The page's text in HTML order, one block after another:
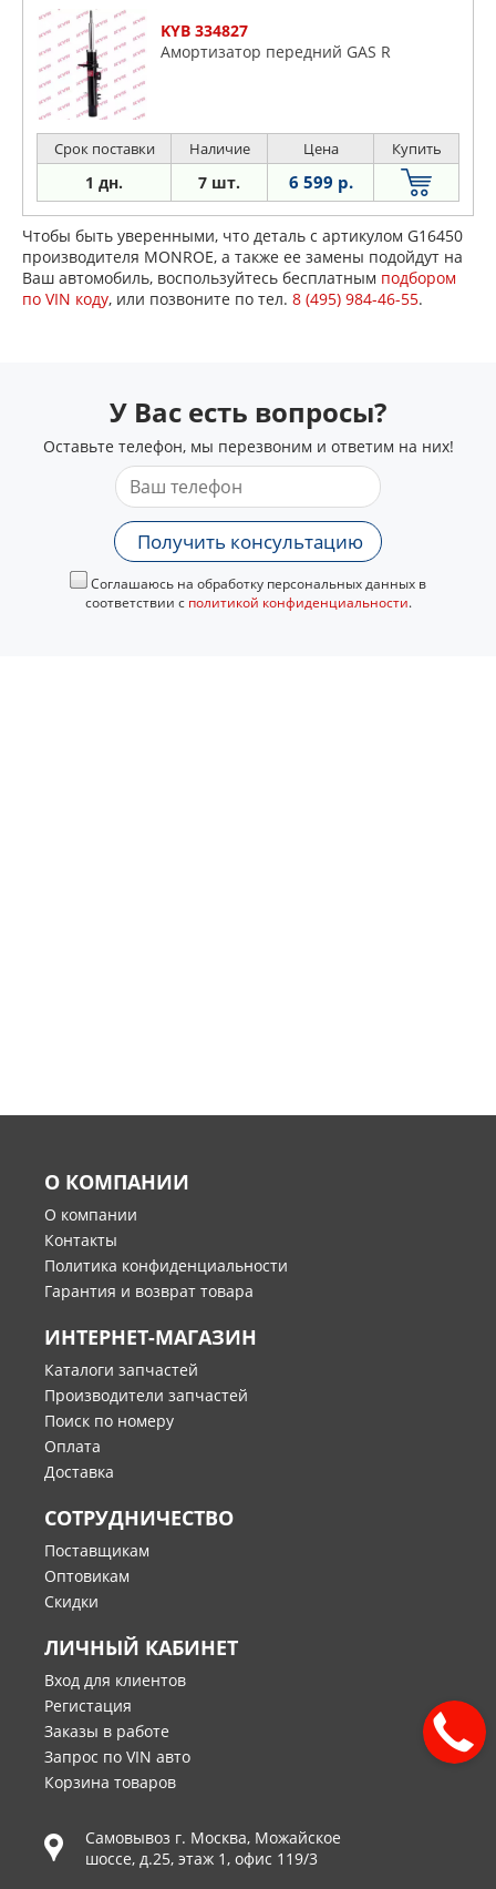
KYB 334827
Амортизатор передний GAS R
Срок поставки Наличие Цена Купить
1 дн. 7 шт. 6 599 р.
Чтобы быть уверенными, что деталь с артикулом G16450
производителя MONROE, а также ее замены подойдут на
Ваш автомобиль, воспользуйтесь бесплатным подбором
по VIN коду, или позвоните по тел. 8 (495) 984-46-55.
У Вас есть вопросы?
Оставьте телефон, мы перезвоним и ответим на них!
Получить консультацию
Соглашаюсь на обработку персональных данных в
соответствии с политикой конфиденциальности.
О КОМПАНИИ
О компании
Контакты
Политика конфиденциальности
Гарантия и возврат товара
ИНТЕРНЕТ-МАГАЗИН
Каталоги запчастей
Производители запчастей
Поиск по номеру
Оплата
Доставка
СОТРУДНИЧЕСТВО
Поставщикам
Оптовикам
Скидки
ЛИЧНЫЙ КАБИНЕТ
Вход для клиентов
Регистация
Заказы в работе
Запрос по VIN авто
Корзина товаров
Самовывоз г. Москва, Можайское
шоссе, д.25, этаж 1, офис 119/3